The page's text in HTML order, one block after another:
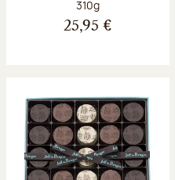
Poids net :
310g
25,95 €